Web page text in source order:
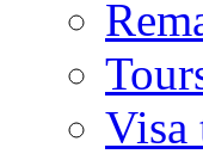
Visa